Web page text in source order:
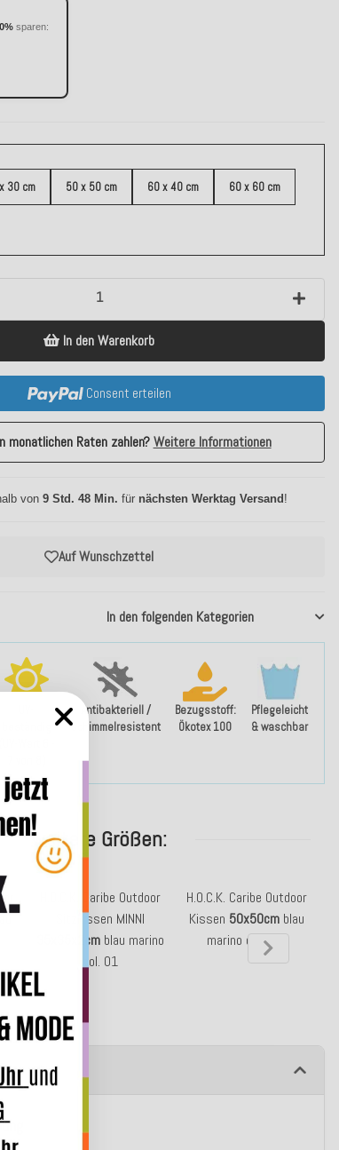
Antibakteriell /
schimmelresistent
Bezugsstoff:
Ökotex 100
Pflegeleicht
& waschbar
In den folgenden Kategorien
sparen:
Auf Wunschzettel
30 cm 50 x 50 cm 60 x 40 cm 60 x 60 cm
In den Warenkorb
Consent erteilen
monatlichen Raten zahlen?Weitere Informationen
von9 Std. 48 Min. für nächsten Werktag Versand !
weitere Größen:
H.O.C.K. Caribe Outdoor
Sitzkissen MINNI
35x35x2cmblau marino
col. 01
H.O.C.K. Caribe Outdoor
Kissen 50x50cmblau
marino osc. 01